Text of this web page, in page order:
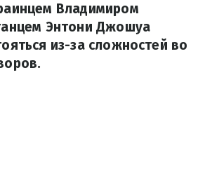
Владимиром
Энтони Джошуа
из-за сложностей во